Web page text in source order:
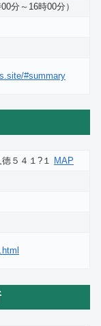
分～16時00分）
#summary
５４１?１ MAP